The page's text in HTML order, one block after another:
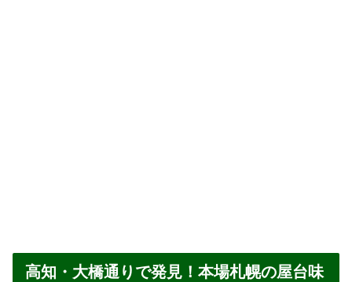
高知・大橋通りで発見！本場札幌の屋台味